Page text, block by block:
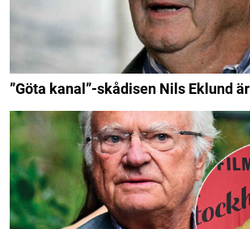
”Göta kanal”-skådisen Nils Eklund